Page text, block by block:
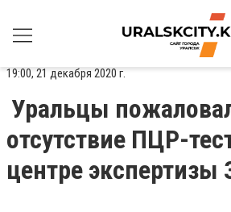
19:00, 21 декабря 2020 г.
Уральцы
отсутствие ПЦР-
центре экспертизы